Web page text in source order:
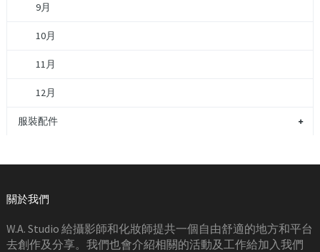
9月
10月
11月
12月
服裝配件
關於我們
W.A. Studio 給攝影師和化妝師提共一個自由舒適的地方和平台
去創作及分享。我們也會介紹相關的活動及工作給加入我們